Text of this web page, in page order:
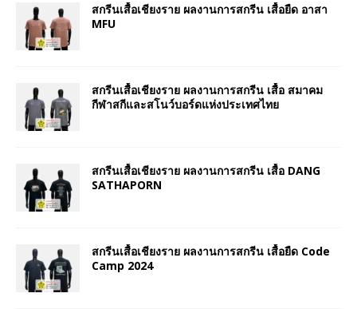
สกรีนเสื้อเชียงราย ผลงานการสกรีน เสื้อยืด อาสา
MFU
สกรีนเสื้อเชียงราย ผลงานการสกรีน เสื้อ สมาคม
กีฬาสกีและสโนว์บอร์ดแห่งประเทศไทย
สกรีนเสื้อเชียงราย ผลงานการสกรีน เสื้อ DANG
SATHAPORN
สกรีนเสื้อเชียงราย ผลงานการสกรีน เสื้อยืด Code
Camp 2024